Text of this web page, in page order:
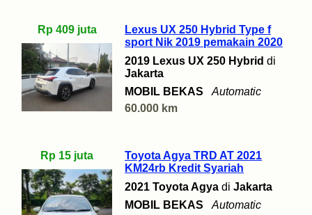
Rp 409 juta
Lexus UX 250 Hybrid Type f
sport Nik 2019 pemakain 2020
2019 Lexus UX 250 Hybrid di
Jakarta
MOBIL BEKAS
Automatic
60.000 km
Rp 15 juta
Toyota Agya TRD AT 2021
KM24rb Kredit Syariah
2021 Toyota Agya di Jakarta
MOBIL BEKAS
Automatic